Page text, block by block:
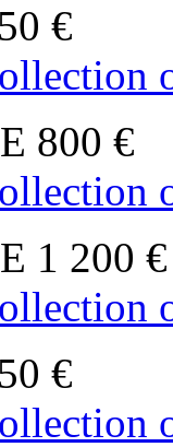
€
800 €
1 200 €
€